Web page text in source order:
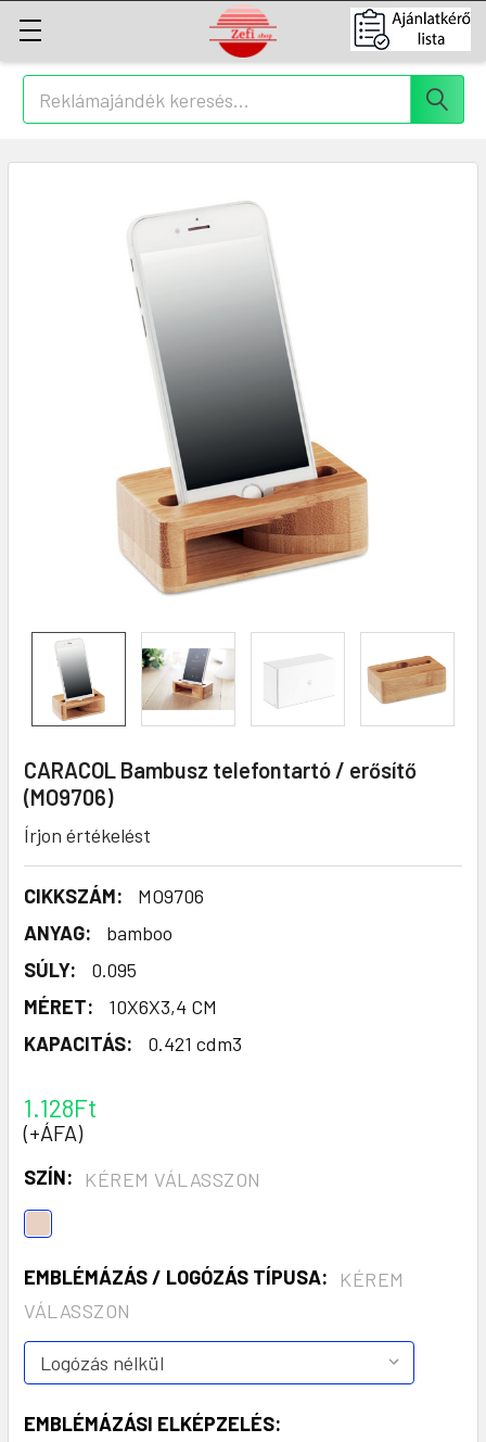
Keresés
CARACOL Bambusz telefontartó / erősítő
(MO9706)
Írjon értékelést
CIKKSZÁM:
MO9706
ANYAG:
bamboo
SÚLY:
0.095
MÉRET:
10X6X3,4 CM
KAPACITÁS:
0.421 cdm3
1.128Ft
(+ÁFA)
SZÍN: KÉREM VÁLASSZON
EMBLÉMÁZÁS / LOGÓZÁS TÍPUSA:
KÉREM
VÁLASSZON
EMBLÉMÁZÁSI ELKÉPZELÉS: